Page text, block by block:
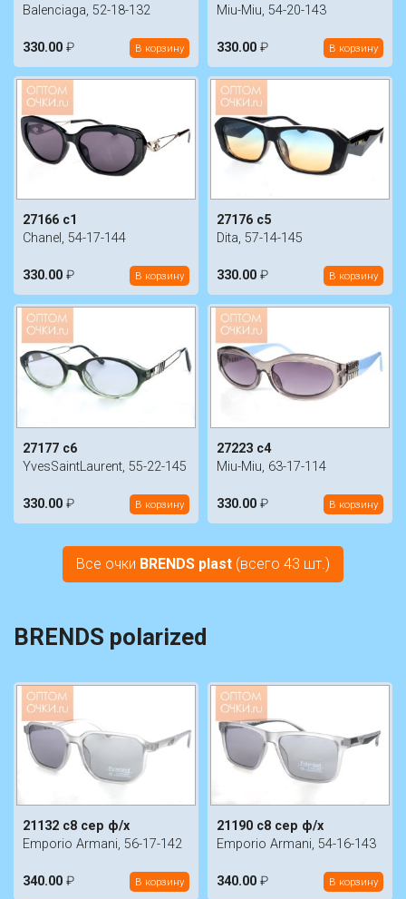
Balenciaga, 52-18-132
330.00 ₽ В корзину
Miu-Miu, 54-20-143
330.00 ₽ В корзину
27166 c1
Chanel, 54-17-144
330.00 ₽ В корзину
27176 c5
Dita, 57-14-145
330.00 ₽ В корзину
27177 c6
YvesSaintLaurent, 55-22-145
330.00 ₽ В корзину
27223 c4
Miu-Miu, 63-17-114
330.00 ₽ В корзину
Все очки BRENDS plast (всего 43 шт.)
BRENDS polarized
21132 c8 сер ф/х
Emporio Armani, 56-17-142
340.00 ₽ В корзину
21190 c8 сер ф/х
Emporio Armani, 54-16-143
340.00 ₽ В корзину